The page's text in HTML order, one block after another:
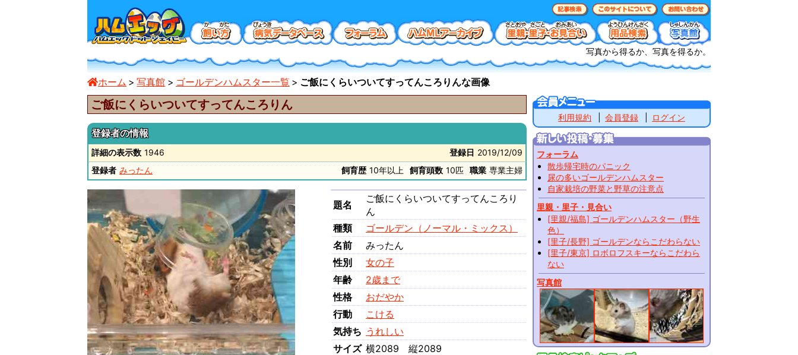
写真から得るか、写真を得るか。
ホーム 写真館 ゴールデンハムスター一覧 ご飯にくらいついてすってんころりんな画像
ご飯にくらいついてすってんころりん
登録者の情報
詳細の表示数 1946 登録日 2019/12/09
登録者 みったん 飼育歴 10年以上 飼育頭数 10匹 職業 専業主婦
題名
ご飯にくらいついてすってんころり
ん
種類
ゴールデン（ノーマル・ミックス）
名前
みったん
性別
女の子
年齢
2歳まで
性格
おだやか
行動
こける
気持ち うれしい
サイズ 横2089 縦2089
利用規約 会員登録 ログイン
フォーラム
散歩帰宅時のパニック
尿の多いゴールデンハムスター
自家栽培の野菜と野草の注意点
里親・里子・見合い
[里親/福島] ゴールデンハムスター（野生
色）
[里子/長野] ゴールデンならこだわらない
[里子/東京] ロボロフスキーならこだわら
ない
写真館